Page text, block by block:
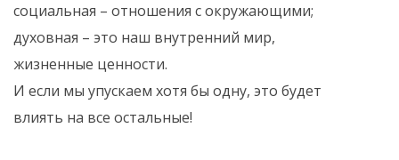
социальная – отношения с окружающими;
духовная – это наш внутренний мир,
жизненные ценности.
И если мы упускаем хотя бы одну, это будет
влиять на все остальные!